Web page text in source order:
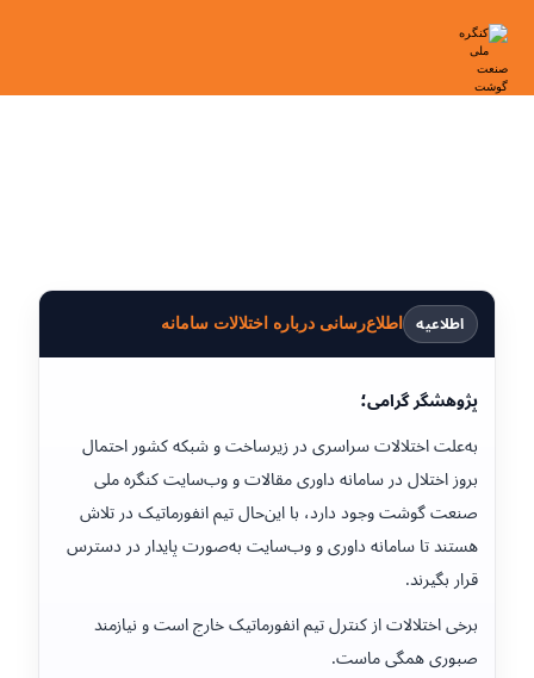
اطلاعیه اطلاع‌رسانی درباره اختلالات سامانه
پژوهشگر گرامی؛
به‌علت اختلالات سراسری در زیرساخت و شبکه کشور احتمال
بروز اختلال در سامانه داوری مقالات و وب‌سایت کنگره ملی
صنعت گوشت وجود دارد، با این‌حال تیم انفورماتیک در تلاش
هستند تا سامانه داوری و وب‌سایت به‌صورت پایدار در دسترس
قرار بگیرند.
برخی اختلالات از کنترل تیم انفورماتیک خارج است و نیازمند
صبوری همگی ماست.